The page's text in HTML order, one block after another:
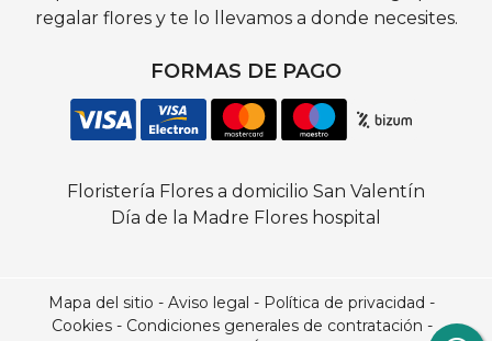
regalar flores y te lo llevamos a donde necesites.
FORMAS DE PAGO
Floristería Flores a domicilio San Valentín
Día de la Madre Flores hospital
Mapa del sitio - Aviso legal - Política de privacidad -
Cookies- Condiciones generales de contratación -